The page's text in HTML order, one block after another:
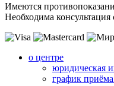
Имеются
Необходима консультация
о центре
юридическая
график